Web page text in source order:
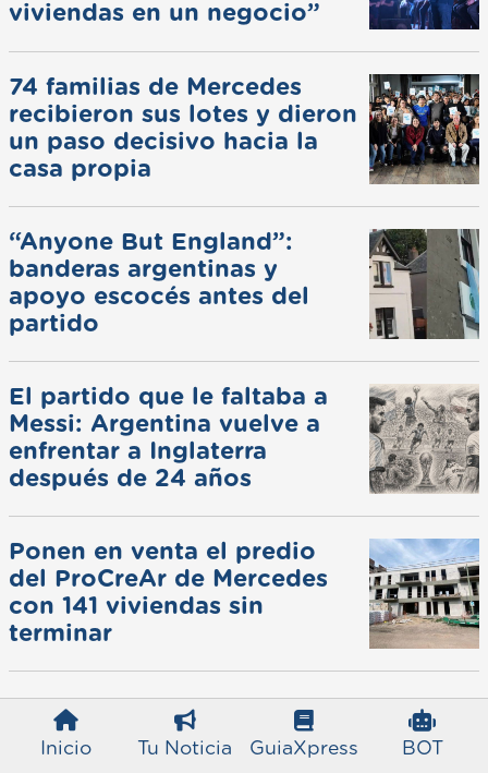
Inicio Tu Noticia GuiaXpress BOT
viviendas en un negocio”
74 familias de Mercedes
recibieron sus lotes y dieron
un paso decisivo hacia la
casa propia
“Anyone But England”:
banderas argentinas y
apoyo escocés antes del
partido
El partido que le faltaba a
Messi: Argentina vuelve a
enfrentar a Inglaterra
después de 24 años
Ponen en venta el predio
del ProCreAr de Mercedes
con 141 viviendas sin
terminar